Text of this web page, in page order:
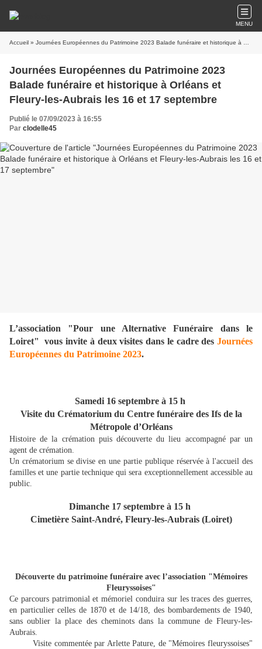
MENU
Accueil » Journées Européennes du Patrimoine 2023 Balade funéraire et historique à Orléans et Fleury-les-Aubrais les 16 et 17 septembre
Journées Européennes du Patrimoine 2023
Balade funéraire et historique à Orléans et
Fleury-les-Aubrais les 16 et 17 septembre
Publié le 07/09/2023 à 16:55
Par clodelle45
L’association "Pour une Alternative Funéraire dans le
Loiret" vous invite à deux visites dans le cadre des Journées
Européennes du Patrimoine 2023.
Samedi 16 septembre à 15 h
Visite du Crématorium du Centre funéraire des Ifs de la
Métropole d’Orléans
Histoire de la crémation puis découverte du lieu accompagné par un
agent de crémation.
Un crématorium se divise en une partie publique réservée à l'accueil des
familles et une partie technique qui sera exceptionnellement accessible au
public.
Dimanche 17 septembre à 15 h
Cimetière Saint-André, Fleury-les-Aubrais (Loiret)
Découverte du patrimoine funéraire avec l’association "Mémoires
Fleuryssoises"
Ce parcours patrimonial et mémoriel conduira sur les traces des guerres,
en particulier celles de 1870 et de 14/18, des bombardements de 1940,
sans oublier la place des cheminots dans la commune de Fleury-les-
Aubrais.
Visite commentée par Arlette Pature, de "Mémoires fleuryssoises"